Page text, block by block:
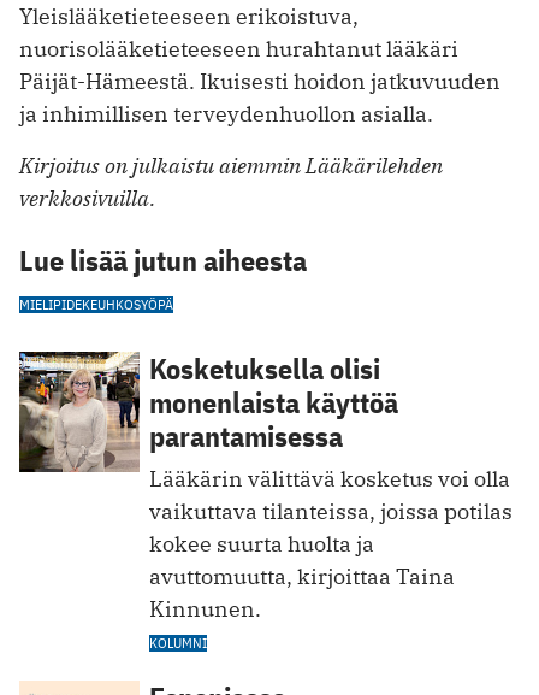
Yleislääketieteeseen erikoistuva,
nuorisolääketieteeseen hurahtanut lääkäri
Päijät-Hämeestä. Ikuisesti hoidon jatkuvuuden
ja inhimillisen terveydenhuollon asialla.
Kirjoitus on julkaistu aiemmin Lääkärilehden
verkkosivuilla.
Lue lisää jutun aiheesta
MIELIPIDEKEUHKOSYÖPÄ
Kosketuksella olisi
monenlaista käyttöä
parantamisessa
Lääkärin välittävä kosketus voi olla
vaikuttava tilanteissa, joissa potilas
kokee suurta huolta ja
avuttomuutta, kirjoittaa Taina
Kinnunen.
KOLUMNI